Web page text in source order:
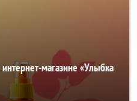
магазине «Улыбка